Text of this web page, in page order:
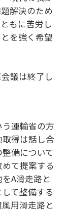
解決のため
もに苦労し
を強く希望
議は終了し
運輸省の方
得は話し合
備について
て提案する
A滑走路と
て整備する
用滑走路と